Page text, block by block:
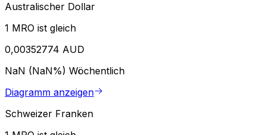
Australischer Dollar
1 MRO ist gleich
0,00352774 AUD
NaN (NaN%) Wöchentlich
Diagramm anzeigen
Schweizer Franken